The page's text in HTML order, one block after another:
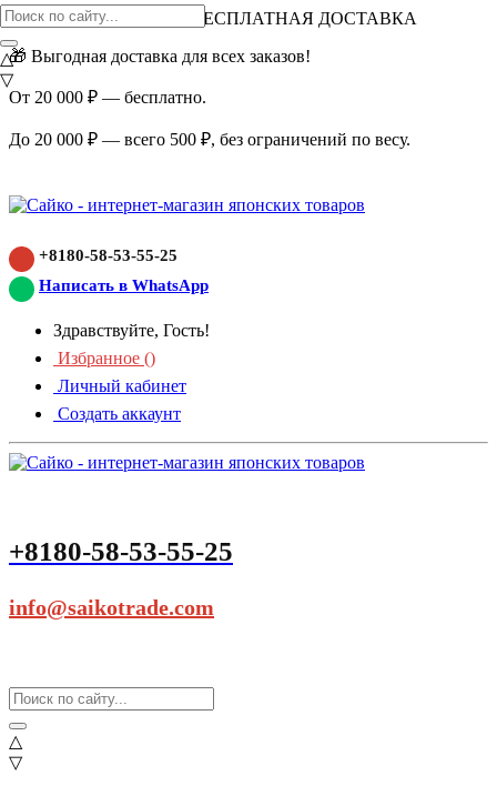
ВНИМАНИЕ АКЦИЯ!
БЕСПЛАТНАЯ ДОСТАВКА
🎁 Выгодная доставка для всех заказов!
От 20 000 ₽ — бесплатно.
До 20 000 ₽ — всего 500 ₽, без ограничений по весу.
+8180-58-53-55-25
Написать в WhatsApp
Здравствуйте, Гость!
Избранное ()
Личный кабинет
Создать аккаунт
+8180-58-53-55-25
info@saikotrade.com
△
▽
△
▽